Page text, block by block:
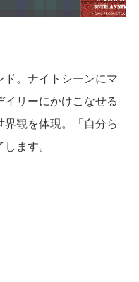
ド。ナイトシーンにマ
イリーにかけこなせる
観を体現。「自分ら
ます。